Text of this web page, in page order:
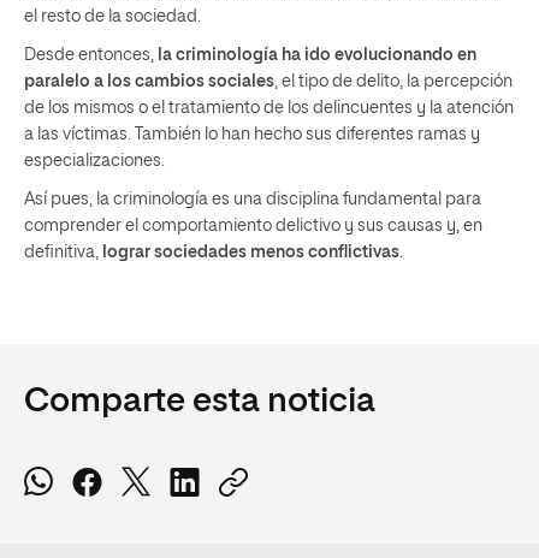
el resto de la sociedad.
Desde entonces,
la criminología ha ido evolucionando en
paralelo a los cambios sociales , el tipo de delito, la percepción
de los mismos o el tratamiento de los delincuentes y la atención
a las víctimas. También lo han hecho sus diferentes ramas y
especializaciones.
Así pues, la criminología es una disciplina fundamental para
comprender el comportamiento delictivo y sus causas y, en
definitiva,
lograr sociedades menos conflictivas
Comparte esta noticia